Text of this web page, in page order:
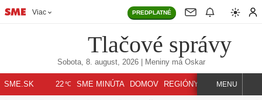
Viac PREDPLATNÉ
Tlačové správy
Sobota, 8. august, 2026| Meniny má Oskar
SME.SK 22℃ SME MINÚTA DOMOV REGIÓNY INDEX SVET
MENU